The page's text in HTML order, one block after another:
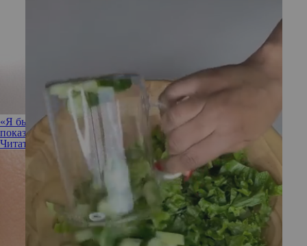
«Я бы сейчас не пошла на операцию»: Анастасия Решетова
показала себя до ринопластики
Читать полностью